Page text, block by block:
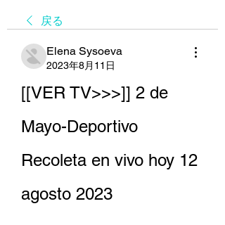
戻る
Elena Sysoeva
2023年8月11日
[[VER TV>>>]] 2 de
Mayo-Deportivo
Recoleta en vivo hoy 12
agosto 2023